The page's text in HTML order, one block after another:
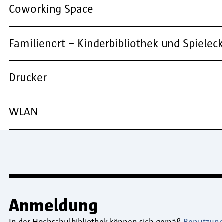
Coworking Space
Familienort – Kinderbibliothek und
Drucker
WLAN
Anmeldung